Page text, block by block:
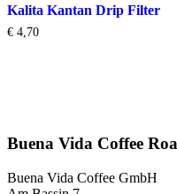
Kalita Kantan Drip Filter
€ 4,70
Buena Vida Coffee
Buena Vida Coffee GmbH